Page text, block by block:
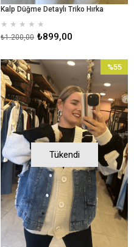
Kalp Düğme Detaylı Triko Hırka
★ ★ ★ ★ ★
₺899,00
₺1.200,00
Tükendi
%55
İndirim